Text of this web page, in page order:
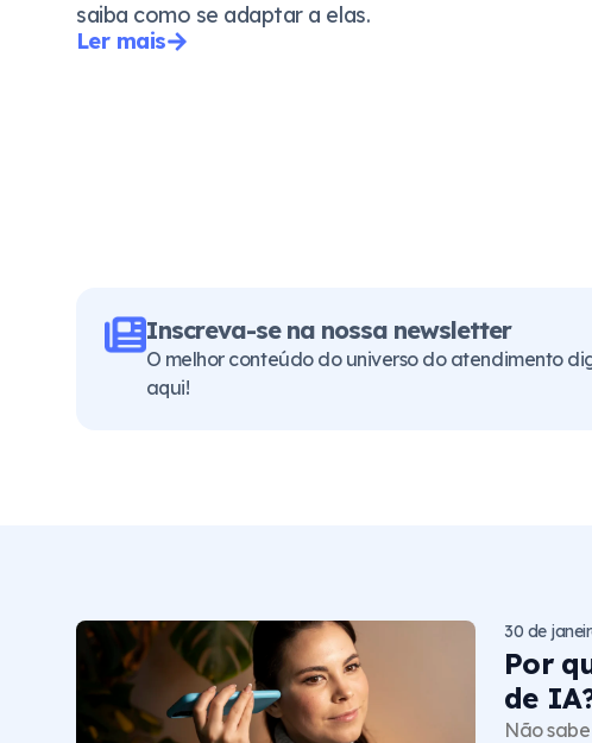
saiba como se adaptar a elas.
Ler mais
Inscreva-se na nossa newsletter
O melhor conteúdo do universo do atendimento
aqui!
Por
de
30 de
Não